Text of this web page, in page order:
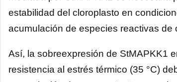
estabilidad del cloroplasto en
acumulación de especies reactivas de
Así, la sobreexpresión de StMAPKK1
resistencia al estrés térmico (35 °C)